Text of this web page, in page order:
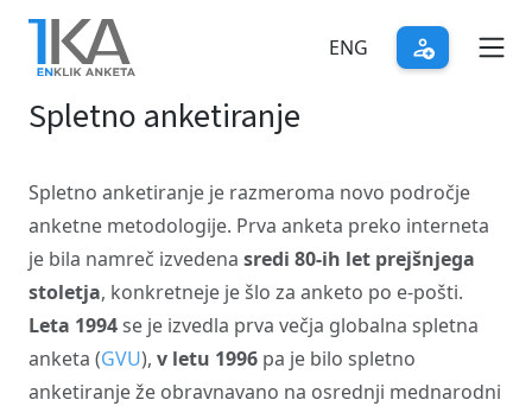
Skip
main
content
ENG
Spletno anketiranje
Spletno anketiranje je razmeroma novo področje
anketne metodologije. Prva anketa preko interneta
je bila namreč izvedena sredi 80-ih let prejšnjega
stoletja, konkretneje je šlo za anketo po e-pošti.
Leta 1994se je izvedla prva večja globalna spletna
anketa (GVU), v letu 1996 pa je bilo spletno
anketiranje že obravnavano na osrednji mednarodni